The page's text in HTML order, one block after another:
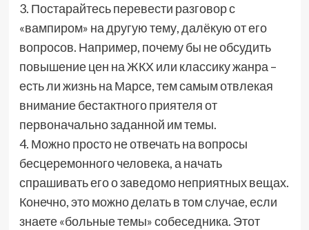
3. Постарайтесь перевести разговор с
«вампиром» на другую тему, далёкую от его
вопросов. Например, почему бы не обсудить
повышение цен на ЖКХ или классику жанра –
есть ли жизнь на Марсе, тем самым отвлекая
внимание бестактного приятеля от
первоначально заданной им темы.
4. Можно просто не отвечать на вопросы
бесцеремонного человека, а начать
спрашивать его о заведомо неприятных вещах.
Конечно, это можно делать в том случае, если
знаете «больные темы» собеседника. Этот